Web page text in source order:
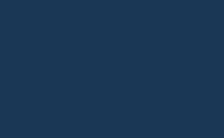
регистрация и търговия
книжа
подаване на вътрешни